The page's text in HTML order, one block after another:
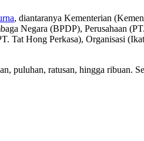
, diantaranya Kementerian
Negara (BPDP), Perusahaan
Tat Hong Perkasa), Organisasi
puluhan, ratusan, hingga ribuan.